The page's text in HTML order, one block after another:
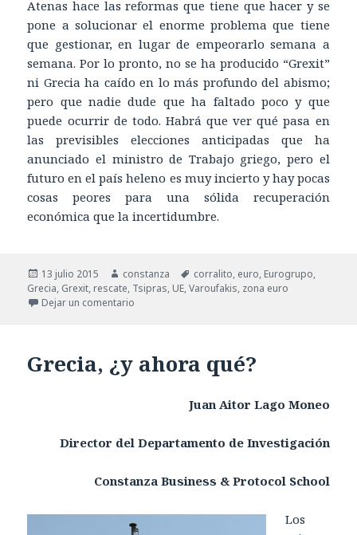
Atenas hace las reformas que tiene que hacer y se
pone a solucionar el enorme problema que tiene
que gestionar, en lugar de empeorarlo semana a
semana. Por lo pronto, no se ha producido “Grexit”
ni Grecia ha caído en lo más profundo del abismo;
pero que nadie dude que ha faltado poco y que
puede ocurrir de todo. Habrá que ver qué pasa en
las previsibles elecciones anticipadas que ha
anunciado el ministro de Trabajo griego, pero el
futuro en el país heleno es muy incierto y hay pocas
cosas peores para una sólida recuperación
económica que la incertidumbre.
Publicado
el
13 julio 2015 Autor
constanza Etiquetas
corralito, euro, Eurogrupo,
Grecia, Grexit, rescate, Tsipras, UE,Varoufakis, zona euro
Dejar un comentario
Grecia, ¿y ahora qué?
Juan Aitor Lago Moneo
Director del Departamento de Investigación
Constanza Business & Protocol School
Los